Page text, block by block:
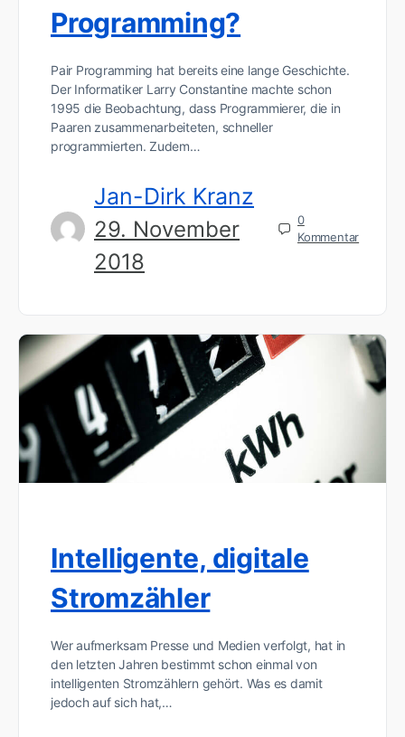
Programming?
Pair Programming hat bereits eine lange Geschichte.
Der Informatiker Larry Constantine machte schon
1995 die Beobachtung, dass Programmierer, die in
Paaren zusammenarbeiteten, schneller
programmierten. Zudem…
Jan-Dirk Kranz
29. November
2018
0
Kommentar
Intelligente, digitale
Stromzähler
Wer aufmerksam Presse und Medien verfolgt, hat in
den letzten Jahren bestimmt schon einmal von
intelligenten Stromzählern gehört. Was es damit
jedoch auf sich hat,…